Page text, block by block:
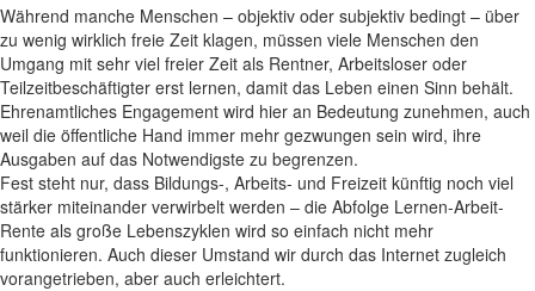
Während manche Menschen – objektiv oder subjektiv bedingt – über
zu wenig wirklich freie Zeit klagen, müssen viele Menschen den
Umgang mit sehr viel freier Zeit als Rentner, Arbeitsloser oder
Teilzeitbeschäftigter erst lernen, damit das Leben einen Sinn behält.
Ehrenamtliches Engagement wird hier an Bedeutung zunehmen, auch
weil die öffentliche Hand immer mehr gezwungen sein wird, ihre
Ausgaben auf das Notwendigste zu begrenzen.
Fest steht nur, dass Bildungs-, Arbeits- und Freizeit künftig noch viel
stärker miteinander verwirbelt werden – die Abfolge Lernen-Arbeit-
Rente als große Lebenszyklen wird so einfach nicht mehr
funktionieren. Auch dieser Umstand wir durch das Internet zugleich
vorangetrieben, aber auch erleichtert.